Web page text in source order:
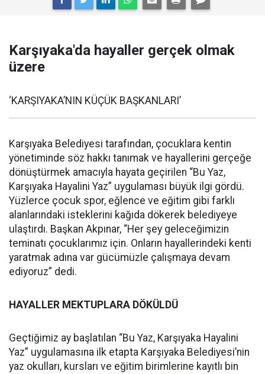
Karşıyaka'da hayaller gerçek olmak
üzere
‘KARŞIYAKA’NIN KÜÇÜK BAŞKANLARI’
Karşıyaka Belediyesi tarafından, çocuklara kentin
yönetiminde söz hakkı tanımak ve hayallerini gerçeğe
dönüştürmek amacıyla hayata geçirilen “Bu Yaz,
Karşıyaka Hayalini Yaz” uygulaması büyük ilgi gördü.
Yüzlerce çocuk spor, eğlence ve eğitim gibi farklı
alanlarındaki isteklerini kağıda dökerek belediyeye
ulaştırdı. Başkan Akpınar, “Her şey geleceğimizin
teminatı çocuklarımız için. Onların hayallerindeki kenti
yaratmak adına var gücümüzle çalışmaya devam
ediyoruz” dedi.
HAYALLER MEKTUPLARA DÖKÜLDÜ
Geçtiğimiz ay başlatılan “Bu Yaz, Karşıyaka Hayalini
Yaz” uygulamasına ilk etapta Karşıyaka Belediyesi’nin
yaz okulları, kursları ve eğitim birimlerine kayıtlı bin